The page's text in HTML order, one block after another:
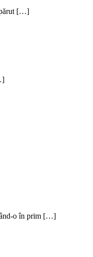
[…]
o în prim […]